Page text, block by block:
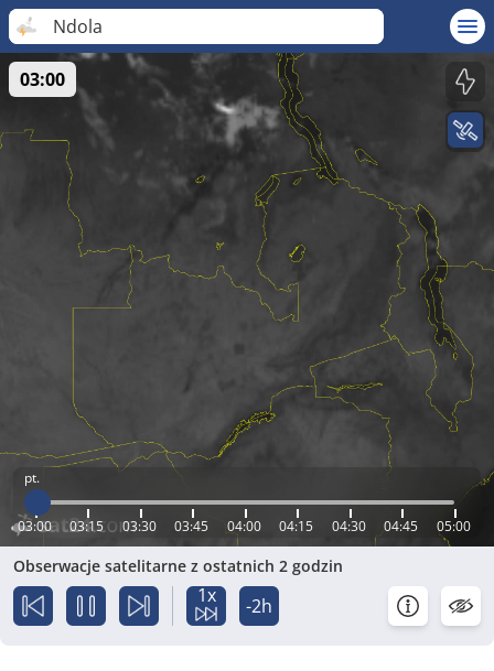
Ndola
pt.
03:00 03:15 03:30 03:45 04:00 04:15 04:30 04:45 05:00
03:00
Obserwacje satelitarne z ostatnich 2 godzin
1x -2h